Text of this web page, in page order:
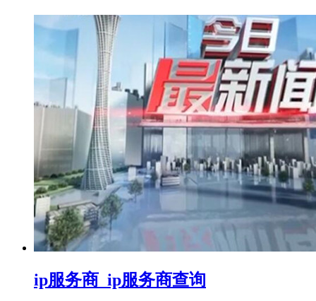
ip服务商_ip服务商查询